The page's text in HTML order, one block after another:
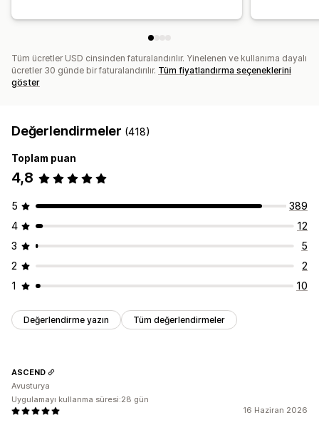
Tüm ücretler USD cinsinden faturalandırılır. Yinelenen ve kullanıma dayalı
ücretler 30 günde bir faturalandırılır. Tüm fiyatlandırma seçeneklerini
göster
Değerlendirmeler (418)
Toplam puan
4,8
5
389
4
12
3
5
2
2
1
10
Değerlendirme yazın Tüm değerlendirmeler
16 Haziran 2026
ASCEND
Avusturya
Uygulamayı kullanma süresi:28 gün